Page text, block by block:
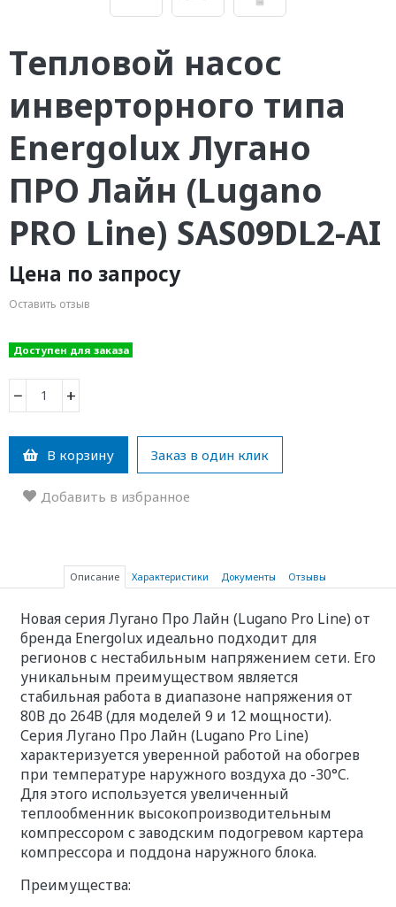
Тепловой насос
инверторного типа
Energolux Лугано
ПРО Лайн (Lugano
PRO Line) SAS09DL2-AI
Цена по запросу
Оставить отзыв
Доступен для заказа
− +
В корзину Заказ в один клик
Добавить в избранное
Описание Характеристики Документы Отзывы
Новая серия Лугано Про Лайн (Lugano Pro Line) от
бренда Energolux идеально подходит для
регионов с нестабильным напряжением сети. Его
уникальным преимуществом является
стабильная работа в диапазоне напряжения от
80В до 264В (для моделей 9 и 12 мощности).
Серия Лугано Про Лайн (Lugano Pro Line)
характеризуется уверенной работой на обогрев
при температуре наружного воздуха до -30°C.
Для этого используется увеличенный
теплообменник высокопроизводительным
компрессором с заводским подогревом картера
компрессора и поддона наружного блока.
Преимущества: